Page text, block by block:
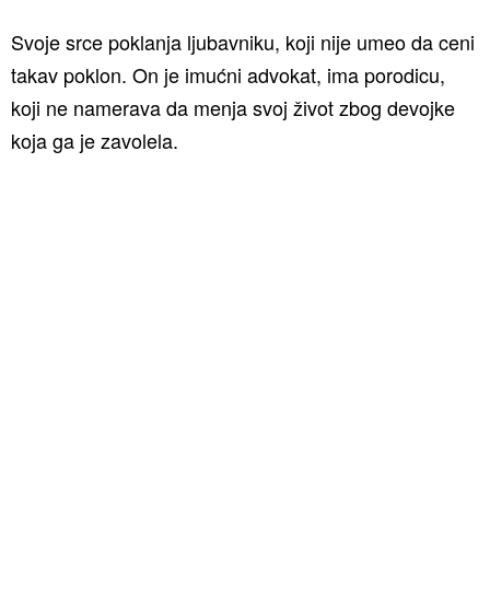
Svoje srce poklanja ljubavniku, koji nije umeo da ceni
takav poklon. On je imućni advokat, ima porodicu,
koji ne namerava da menja svoj život zbog devojke
koja ga je zavolela.